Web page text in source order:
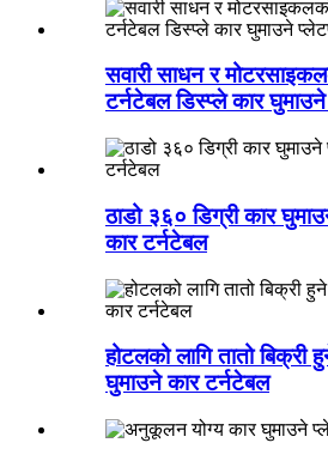
सवारी साधन र
टर्नटेबल डिस्प्ले कार
ठाडो ३६० डिग्री कार
कार टर्नटेबल
होटलको लागि तातो बिक्री
घुमाउने कार टर्नटेबल